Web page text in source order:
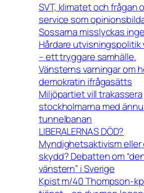
SVT, klimatet och frågan
service som
Sossarna misslyckas
Hårdare
– ett tryggare samhälle.
Vänsterns varningar om
demokratin ifrågasätts
Miljöpartiet vill trakassera
stockholmarna med
tunnelbanan
LIBERALERNAS DÖD?
Myndighetsaktivism
skydd? Debatten om
vänstern” i Sverige
Kpist m/40 Thompson-